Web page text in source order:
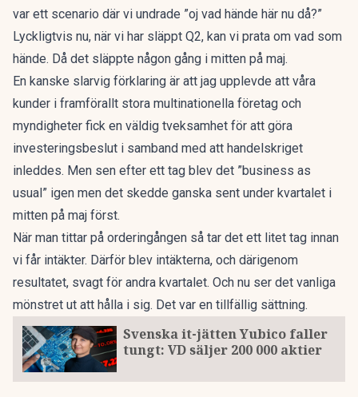
var ett scenario där vi undrade ”oj vad hände här nu då?”
Lyckligtvis nu, när vi har släppt Q2, kan vi prata om vad som
hände. Då det släppte någon gång i mitten på maj.
En kanske slarvig förklaring är att jag upplevde att våra
kunder i framförallt stora multinationella företag och
myndigheter fick en väldig tveksamhet för att göra
investeringsbeslut i samband med att handelskriget
inleddes. Men sen efter ett tag blev det ”business as
usual” igen men det skedde ganska sent under kvartalet i
mitten på maj först.
När man tittar på orderingången så tar det ett litet tag innan
vi får intäkter. Därför blev intäkterna, och därigenom
resultatet, svagt för andra kvartalet. Och nu ser det vanliga
mönstret ut att hålla i sig. Det var en tillfällig sättning.
Svenska it-jätten Yubico faller
tungt: VD säljer 200 000 aktier